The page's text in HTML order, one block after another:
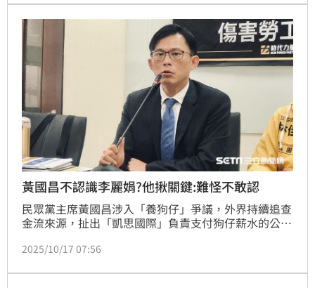
成感染。」
黃國昌不認識李麗娟?他揪關鍵:難怪不敢認
民眾黨主席黃國昌涉入「養狗仔」爭議，外界持續追查
金流來源，扯出「凱思國際」負責支付狗仔薪水的公司
四叉貓劉宇席也揪出關鍵4證據，驚呼「難怪黃國昌不
2025/10/17 07:56